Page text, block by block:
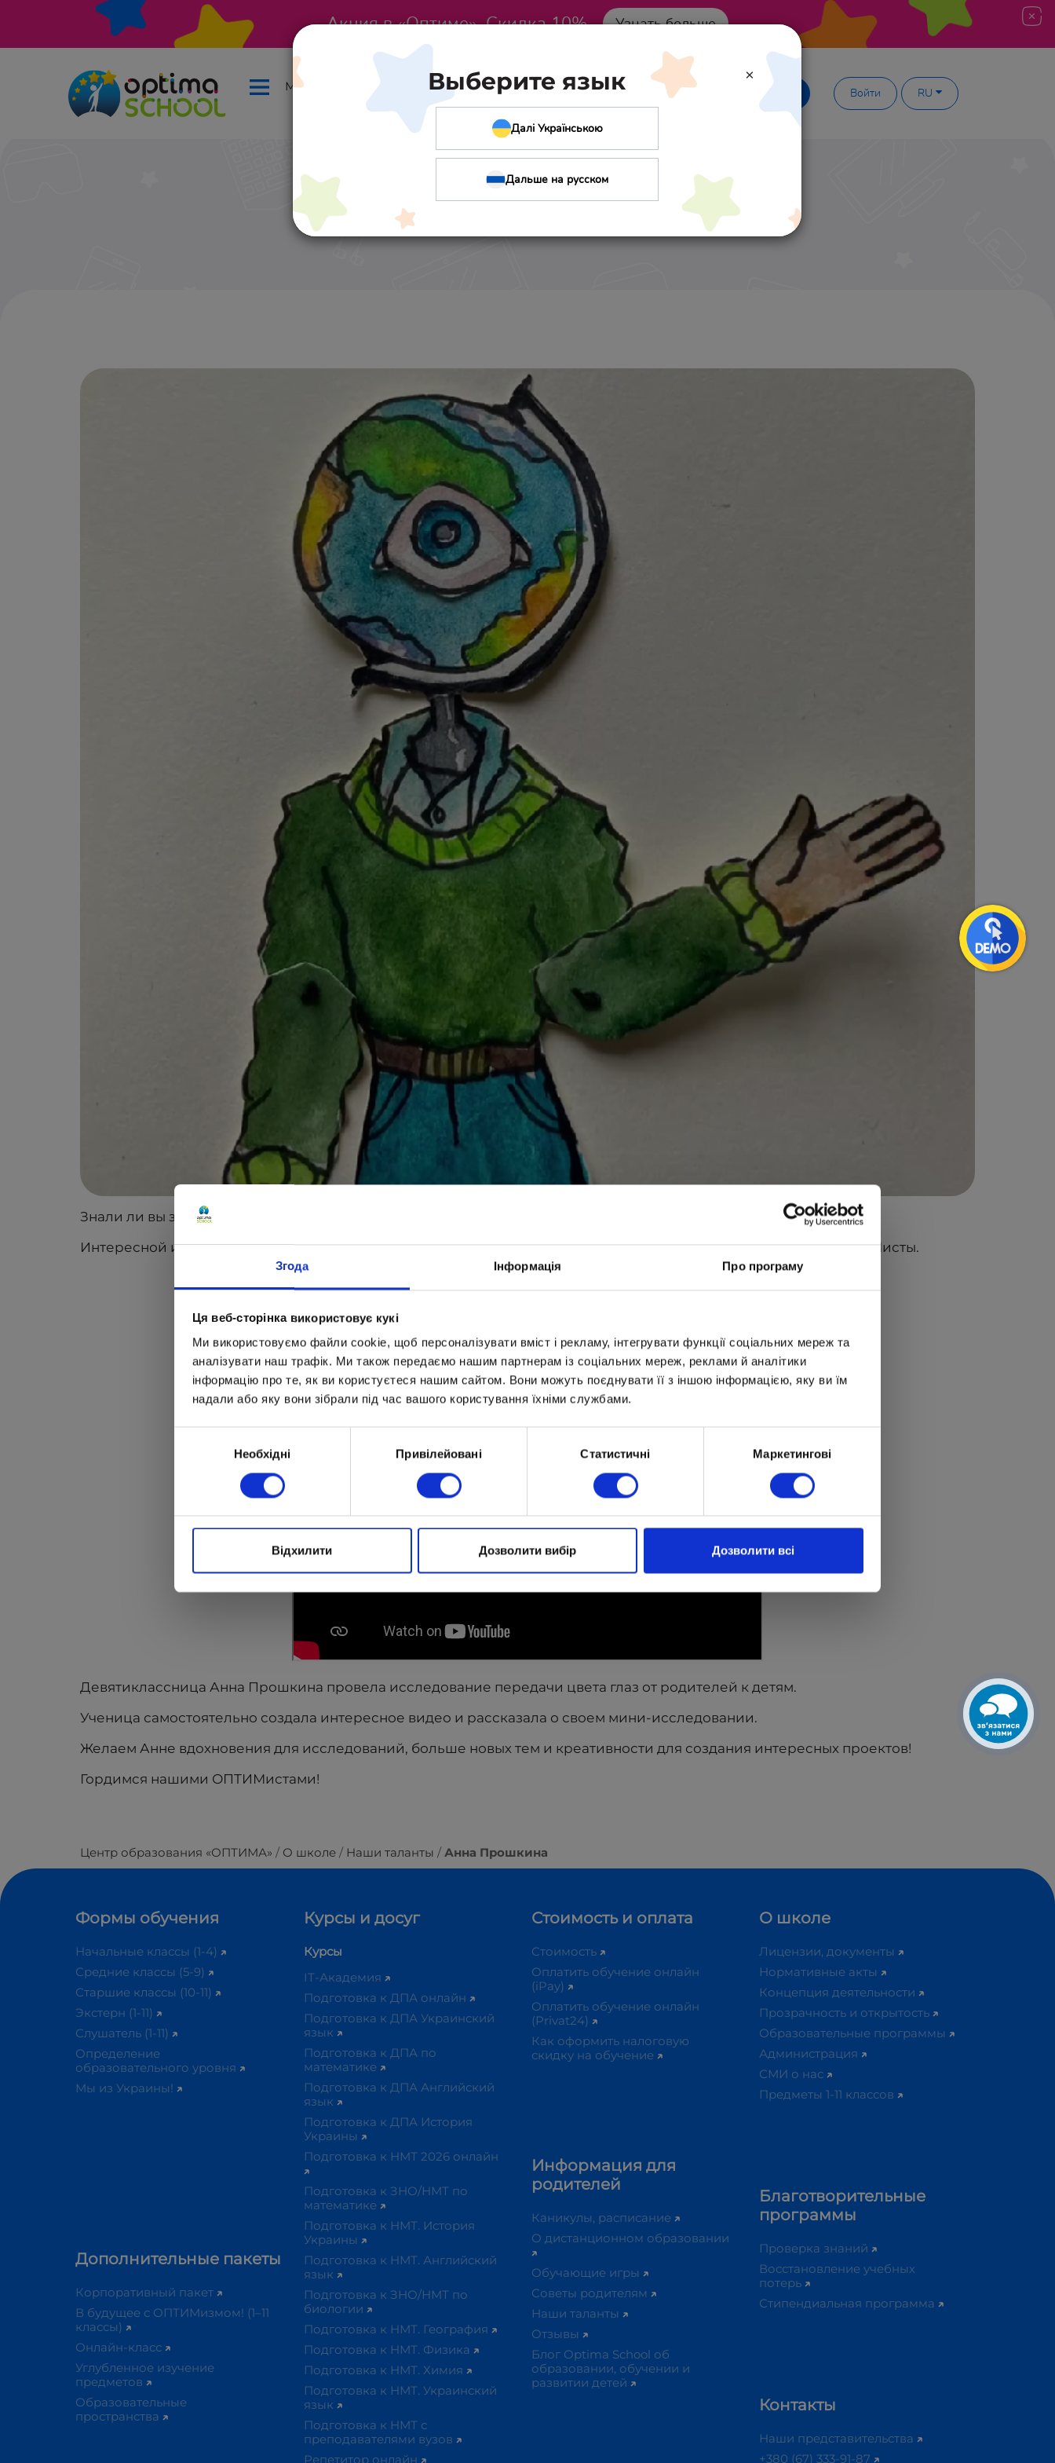
Згода Інформація Про програму
Ця веб-сторінка використовує кукі
Ми використовуємо файли cookie, щоб персоналізувати вміст і рекламу, інтегрувати функції соціальних мереж та
аналізувати наш трафік. Ми також передаємо нашим партнерам із соціальних мереж, реклами й аналітики
інформацію про те, як ви користуєтеся нашим сайтом. Вони можуть поєднувати її з іншою інформацією, яку ви їм
надали або яку вони зібрали під час вашого користування їхніми службами.
Необхідні Привілейовані Статистичні Маркетингові
Відхилити Дозволити вибір Дозволити всі
Акция в «Оптиме». Скидка 10% Узнать больше
Меню Демодоступ Войти RU
Анна Прошкина
Знали ли вы закономерности передачи цвета глаз от родителей к ребенку?
Интересной информацией делится сегодня любознательная ОПТИМистка Анна в рубрике #талантливые_ОПТИМисты.
Девятиклассница Анна Прошкина провела исследование передачи цвета глаз от родителей к детям.
Ученица самостоятельно создала интересное видео и рассказала о своем мини-исследовании.
Желаем Анне вдохновения для исследований, больше новых тем и креативности для создания интересных проектов!
Гордимся нашими ОПТИМистами!
Центр образования «ОПТИМА» О школе Наши таланты Анна Прошкина
Формы обучения
Начальные классы (1-4)
Средние классы (5-9)
Старшие классы (10-11)
Экстерн (1-11)
Слушатель (1-11)
Определение
образовательного уровня
Мы из Украины!
Дополнительные пакеты
Корпоративный пакет
В будущее с ОПТИМизмом! (1–11
классы)
Онлайн-класс
Углубленное изучение
предметов
Образовательные
пространства​
Курсы и досуг
Курсы
IT-Академия
Подготовка к ДПА онлайн
Подготовка к ДПА Украинский
язык
Подготовка к ДПА по
математике
Подготовка к ДПА Английский
язык
Подготовка к ДПА История
Украины
Подготовка к НМТ 2026 онлайн
Подготовка к ЗНО/НМТ по
математике
Подготовка к НМТ. История
Украины
Подготовка к НМТ. Английский
язык
Подготовка к ЗНО/НМТ по
биологии
Подготовка к НМТ. География
Подготовка к НМТ. Физика
Подготовка к НМТ. Химия
Подготовка к НМТ. Украинский
язык
Подготовка к НМТ с
преподавателями вузов
Репетитор онлайн
Стоимость и оплата
Стоимость
Оплатить обучение онлайн
(iPay)
Оплатить обучение онлайн
(Privat24)
Как оформить налоговую
скидку на обучение
Информация для
родителей
Каникулы, расписание
О дистанционном образовании
Обучающие игры
Советы родителям
Наши таланты
Отзывы
Блог Optima School об
образовании, обучении и
развитии детей
О школе
Лицензии, документы
Нормативные акты
Концепция деятельности
Прозрачность и открытость
Образовательные программы
Администрация
СМИ о нас
Предметы 1-11 классов
Благотворительные
программы
Проверка знаний
Восстановление учебных
потерь
Стипендиальная программа
Контакты
Наши представительства
+380 (67) 333-91-87
×
Выберите язык
Далі Українською
Дальше на русском